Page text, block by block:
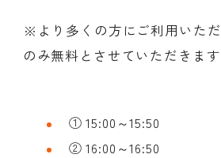
※より多くの方にご利用いた
のみ無料とさせていただきます
① 15:00～15:50
② 16:00～16:50